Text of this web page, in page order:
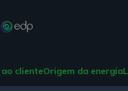
clienteOrigem da energia